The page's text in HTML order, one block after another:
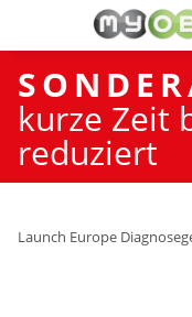
kurze Zeit
reduziert
Launch Europe